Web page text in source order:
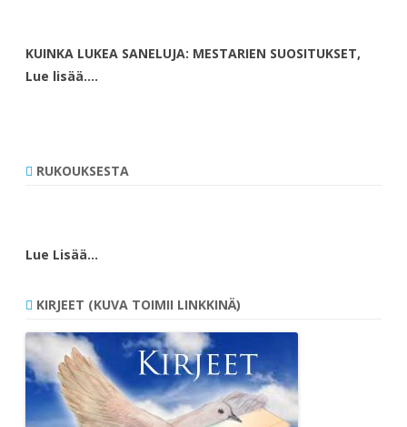
KUINKA LUKEA SANELUJA: MESTARIEN SUOSITUKSET,
Lue lisää….
RUKOUKSESTA
Lue Lisää…
KIRJEET (KUVA TOIMII LINKKINÄ)